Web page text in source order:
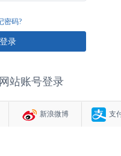
密码?
登录
站账号登录
新浪微博 支